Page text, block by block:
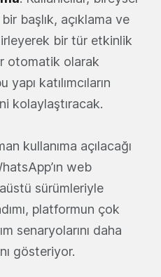
başlık, açıklama ve
bir tür etkinlik
otomatik olarak
katılımcıların
kolaylaştıracak.
kullanıma açılacağı
web
sürümleriyle
platformun çok
senaryolarını daha
gösteriyor.